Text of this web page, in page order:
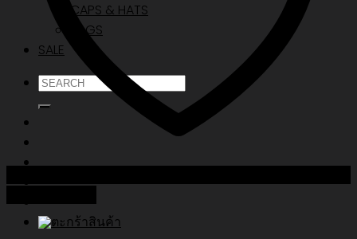
CAPS & HATS
BAGS
SALE
ค้นหา: